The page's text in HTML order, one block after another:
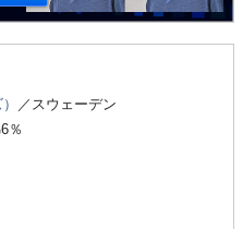
／スウェーデン
％